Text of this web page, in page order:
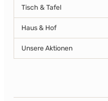
Tisch & Tafel
Haus & Hof
Unsere Aktionen